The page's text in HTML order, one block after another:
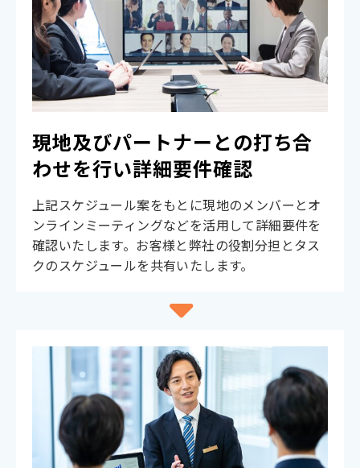
現地及びパートナーとの打ち合
わせを行い詳細要件確認
上記スケジュール案をもとに現地のメンバーとオ
ンラインミーティングなどを活用して詳細要件を
確認いたします。お客様と弊社の役割分担とタス
クのスケジュールを共有いたします。